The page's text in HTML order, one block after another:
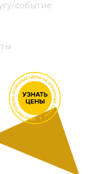
событие